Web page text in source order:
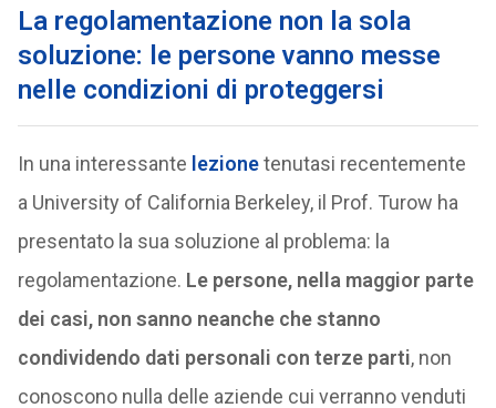
La regolamentazione non la sola
soluzione: le persone vanno messe
nelle condizioni di proteggersi
In una interessante lezionetenutasi recentemente
a University of California Berkeley, il Prof. Turow ha
presentato la sua soluzione al problema: la
regolamentazione. Le persone, nella maggior parte
dei casi, non sanno neanche che stanno
condividendo dati personali con terze parti, non
conoscono nulla delle aziende cui verranno venduti